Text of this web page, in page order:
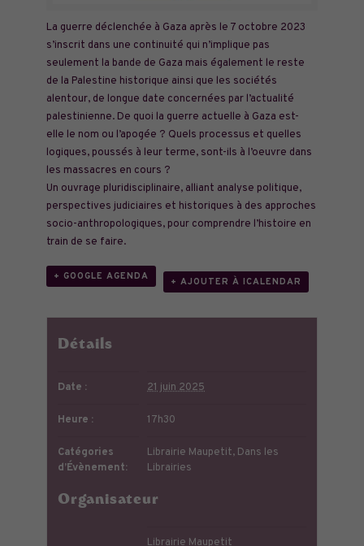
La guerre déclenchée à Gaza après le 7 octobre 2023
s’inscrit dans une continuité qui n’implique pas
seulement la bande de Gaza mais également le reste
de la Palestine historique ainsi que les sociétés
alentour, de longue date concernées par l’actualité
palestinienne. De quoi la guerre actuelle à Gaza est-
elle le nom ou l’apogée ? Quels processus et quelles
logiques, poussés à leur terme, sont-ils à l’oeuvre dans
les massacres en cours ?
Un ouvrage pluridisciplinaire, alliant analyse politique,
perspectives judiciaires et historiques à des approches
socio-anthropologiques, pour comprendre l’histoire en
train de se faire.
+ GOOGLE AGENDA
+ AJOUTER À ICALENDAR
Détails
Date : 21 juin 2025
Heure : 17h30
Catégories
d’Évènement:
Librairie Maupetit, Dans les
Librairies
Organisateur
Librairie Maupetit